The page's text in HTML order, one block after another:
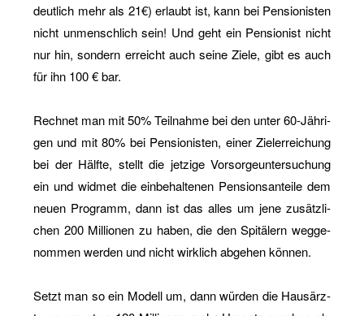
deut­lich mehr als 21€) er­laubt ist, kann bei Pen­sio­nis­ten
nicht un­mensch­lich sein! Und geht ein Pen­sio­nist nicht
nur hin, son­dern er­reicht auch seine Ziele, gibt es auch
für ihn 100 € bar.
Rech­net man mit 50% Teil­nah­me bei den unter 60-Jäh­ri­
gen und mit 80% bei Pen­sio­nis­ten, einer Ziel­er­rei­chung
bei der Hälf­te, stellt die jet­zi­ge Vor­sor­ge­un­ter­su­chung
ein und wid­met die ein­be­hal­te­nen Pen­si­ons­an­tei­le dem
neuen Pro­gramm, dann ist das alles um jene zu­sätz­li­
chen 200 Mil­lio­nen zu haben, die den Spi­tä­lern weg­ge­
nom­men wer­den und nicht wirk­lich ab­ge­hen kön­nen.
Setzt man so ein Mo­dell um, dann wür­den die Haus­ärz­